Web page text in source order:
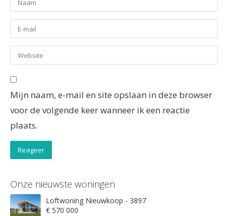
Mijn naam, e-mail en site opslaan in deze browser
voor de volgende keer wanneer ik een reactie
plaats.
Onze nieuwste woningen
Loftwoning Nieuwkoop - 3897
€ 570 000